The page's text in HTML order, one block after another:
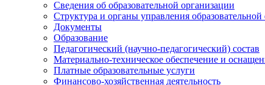
Сведения об образовательной организации
Структура и органы управления образовательной
Документы
Образование
Педагогический (научно-педагогический) состав
Материально-техническое обеспечение и
Платные образовательные услуги
Финансово-хозяйственная деятельность